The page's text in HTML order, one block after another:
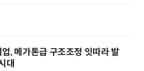
라 발
대